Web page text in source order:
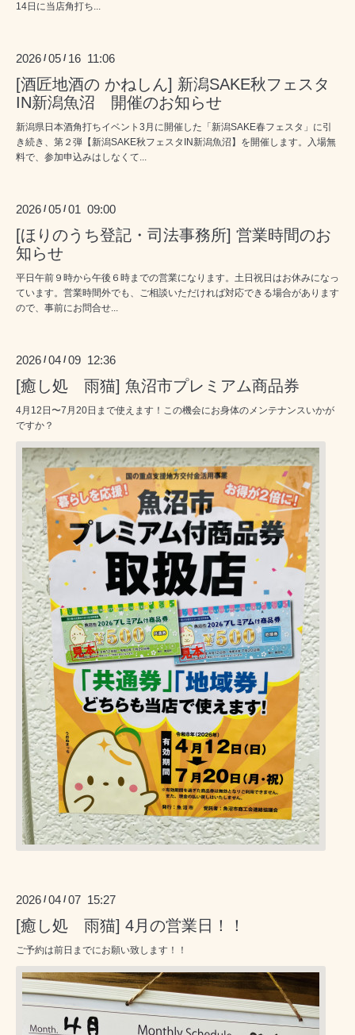
14日に当店角打ち...
2026 /05 / 16 11:06
[酒匠地酒の かねしん] 新潟SAKE秋フェスタ
IN新潟魚沼 開催のお知らせ
新潟県日本酒角打ちイベント3月に開催した「新潟SAKE春フェスタ」に引
き続き、第２弾【新潟SAKE秋フェスタIN新潟魚沼】を開催します。入場無
料で、参加申込みはしなくて...
2026 /05 /01 09:00
[ほりのうち登記・司法事務所] 営業時間のお
知らせ
平日午前９時から午後６時までの営業になります。土日祝日はお休みになっ
ています。営業時間外でも、ご相談いただければ対応できる場合があります
ので、事前にお問合せ...
2026 /04 /09 12:36
[癒し処 雨猫] 魚沼市プレミアム商品券
4月12日〜7月20日まで使えます！この機会にお身体のメンテナンスいかが
ですか？
2026 /04 /07 15:27
[癒し処 雨猫] 4月の営業日！！
ご予約は前日までにお願い致します！！